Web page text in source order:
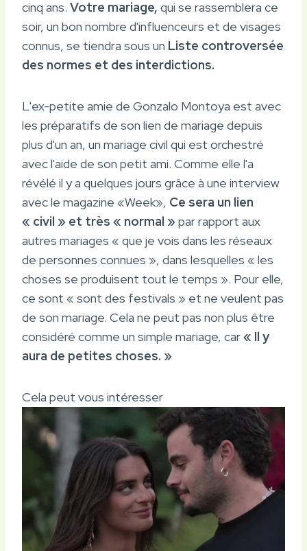
cinq ans. Votre mariage, qui se rassemblera ce
soir, un bon nombre d'influenceurs et de visages
connus, se tiendra sous un Liste controversée
des normes et des interdictions.
L'ex-petite amie de Gonzalo Montoya est avec
les préparatifs de son lien de mariage depuis
plus d'un an, un mariage civil qui est orchestré
avec l'aide de son petit ami. Comme elle l'a
révélé il y a quelques jours grâce à une interview
avec le magazine «Week», Ce sera un lien
« civil » et très « normal » par rapport aux
autres mariages « que je vois dans les réseaux
de personnes connues », dans lesquelles « les
choses se produisent tout le temps ». Pour elle,
ce sont « sont des festivals » et ne veulent pas
de son mariage. Cela ne peut pas non plus être
considéré comme un simple mariage, car« Il y
aura de petites choses. »
Cela peut vous intéresser